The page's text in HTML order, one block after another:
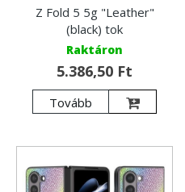
Z Fold 5 5g "Leather"
(black) tok
Raktáron
5.386,50 Ft
Tovább